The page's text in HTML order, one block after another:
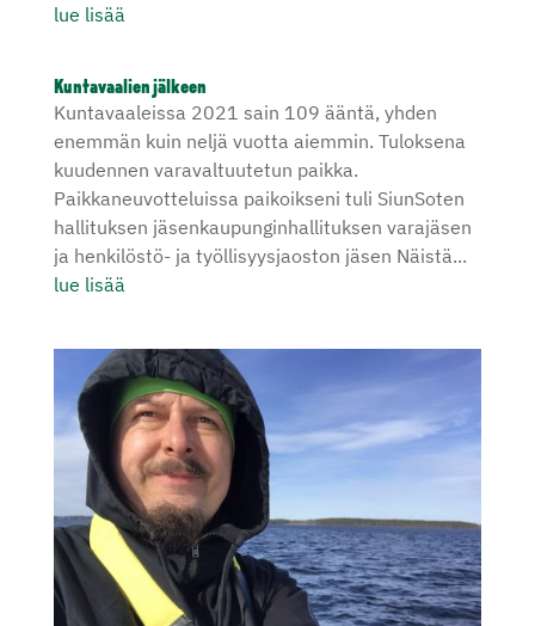
lue lisää
Kuntavaalien jälkeen
Kuntavaaleissa 2021 sain 109 ääntä, yhden
enemmän kuin neljä vuotta aiemmin. Tuloksena
kuudennen varavaltuutetun paikka.
Paikkaneuvotteluissa paikoikseni tuli SiunSoten
hallituksen jäsenkaupunginhallituksen varajäsen
ja henkilöstö- ja työllisyysjaoston jäsen Näistä...
lue lisää